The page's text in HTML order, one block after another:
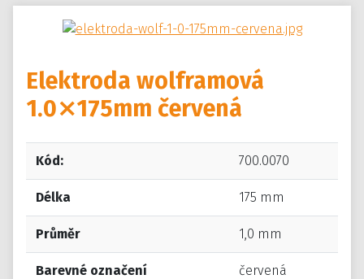
Elektroda wolframová
1.0⨯175mm červená
Kód: 700.0070
Délka 175 mm
Průměr 1,0 mm
Barevné označení červená